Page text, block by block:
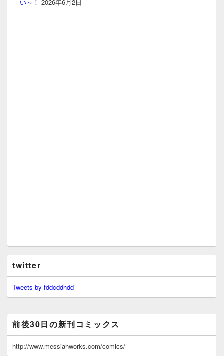
い～！ 2026年6月2日
twitter
Tweets by fddcddhdd
前後30日の新刊コミックス
http://www.messiahworks.com/comics/